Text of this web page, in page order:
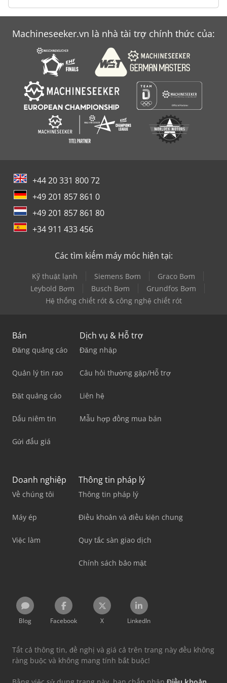
Machineseeker.vn là nhà tài trợ chính thức của:
+44 20 331 800 72
+49 201 857 861 0
+49 201 857 861 80
+34 911 433 456
Các tìm kiếm máy móc hiện tại:
Kỹ thuật lạnh Siemens Bơm
Graco Bơm
Leybold Bơm
Busch Bơm
Grundfos Bơm
Hệ thống chiết rót & công nghệ chiết rót
Bán
Đăng quảng cáo
Quản lý tin rao
Đặt quảng cáo
Dấu niêm tin
Gửi đấu giá
Dịch vụ & Hỗ trợ
Đăng nhập
Câu hỏi thường gặp/Hỗ trợ
Liên hệ
Mẫu hợp đồng mua bán
Doanh nghiệp
Về chúng tôi
Máy ép
Việc làm
Thông tin pháp lý
Thông tin pháp lý
Điều khoản và điều kiện chung
Quy tắc sàn giao dịch
Chính sách bảo mật
Blog Facebook X LinkedIn
Tất cả thông tin, đề nghị và giá cả trên trang này đều không
ràng buộc và không mang tính bắt buộc!